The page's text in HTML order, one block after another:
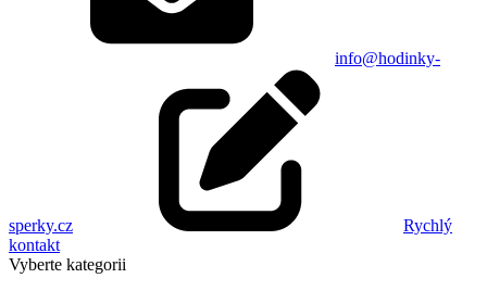
info@hodinky-
sperky.cz
Rychlý
kontakt
Vyberte kategorii